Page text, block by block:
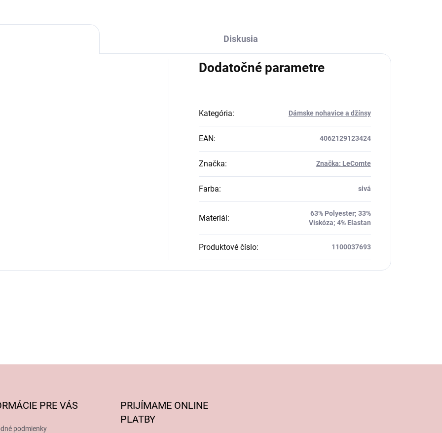
Diskusia
Dodatočné parametre
Kategória: Dámske nohavice a džínsy
EAN: 4062129123424
Značka: Značka: LeComte
Farba: sivá
Materiál:
63% Polyester; 33%
Viskóza; 4% Elastan
Produktové číslo: 1100037693
PRE VÁS
podmienky
PRIJÍMAME ONLINE
PLATBY